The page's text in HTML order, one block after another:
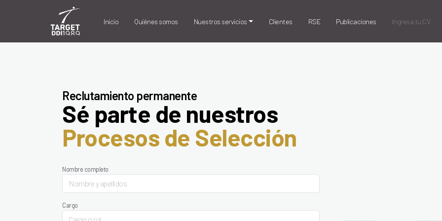
Inicio Quiénes somos Nuestros servicios Clientes RSE Publicaciones Ingresa tu CV
Reclutamiento permanente
Sé parte de nuestros
Procesos de Selección
Nombre completo
Cargo